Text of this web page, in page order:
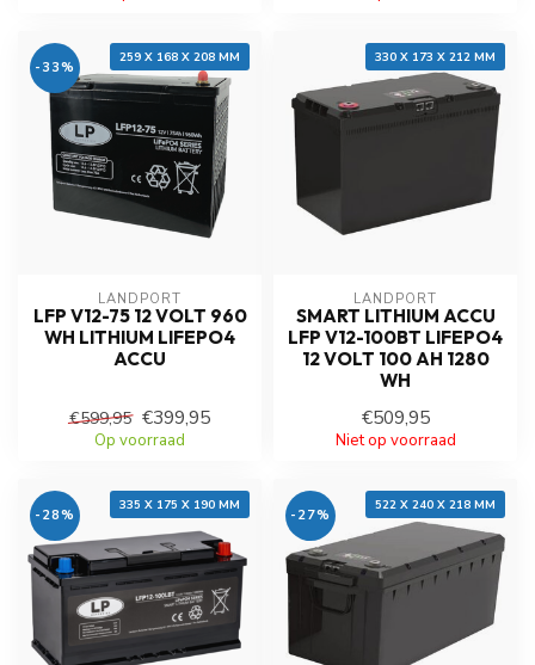
259 X 168 X 208 MM
-33%
LANDPORT
LFP V12-75 12 VOLT 960
WH LITHIUM LIFEPO4
ACCU
€599,95 €399,95
Op voorraad
330 X 173 X 212 MM
LANDPORT
SMART LITHIUM ACCU
LFP V12-100BT LIFEPO4
12 VOLT 100 AH 1280
WH
€509,95
Niet op voorraad
335 X 175 X 190 MM
-28%
522 X 240 X 218 MM
-27%